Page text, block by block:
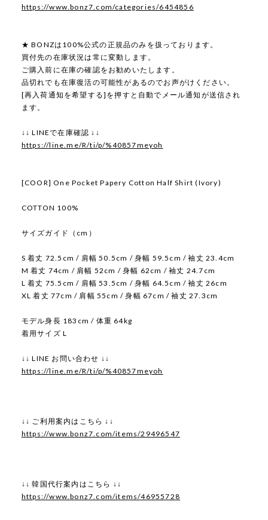
https://www.bonz7.com/categories/6454856
★ BONZは100%公式の正規品のみを扱っております。
買付先の在庫状況は常に変動します。
ご購入前に在庫の確認をお勧めいたします。
品切れでも在庫復活の可能性があるのでお声がけください。
[再入荷通知を希望する]を押すと自動でメール通知が送信され
ます。
↓↓ LINEで在庫確認 ↓↓
https://line.me/R/ti/p/%40857meyoh
[COOR] One Pocket Papery Cotton Half Shirt (Ivory)
COTTON 100%
サイズガイド（cm）
S 着丈 72.5cm / 肩幅 50.5cm / 身幅 59.5cm / 袖丈 23.4cm
M 着丈 74cm / 肩幅 52cm / 身幅 62cm / 袖丈 24.7cm
L 着丈 75.5cm / 肩幅 53.5cm / 身幅 64.5cm / 袖丈 26cm
XL 着丈 77cm / 肩幅 55cm / 身幅 67cm / 袖丈 27.3cm
モデル身長 183cm / 体重 64kg
着用サイズ L
↓↓ LINE お問い合わせ ↓↓
https://line.me/R/ti/p/%40857meyoh
↓↓ ご利用案内はこちら ↓↓
https://www.bonz7.com/items/29496547
↓↓ 韓国代行案内はこちら ↓↓
https://www.bonz7.com/items/46955728